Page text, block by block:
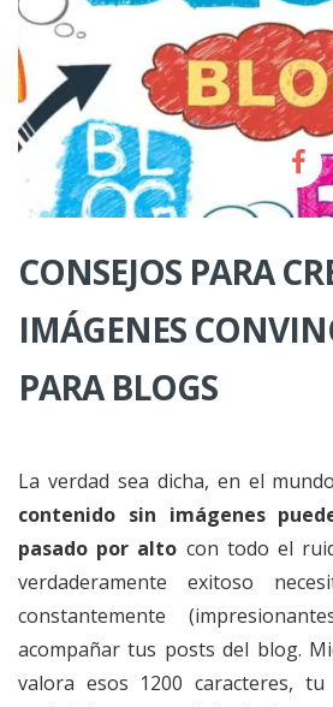
CONSEJOS PARA
IMÁGENES
PARA BLOGS
La verdad sea dicha, en el
contenido sin imágenes
pasado por alto con todo el
verdaderamente exitoso
constantemente
acompañar tus posts del blog.
valora esos 1200 caracteres, tu